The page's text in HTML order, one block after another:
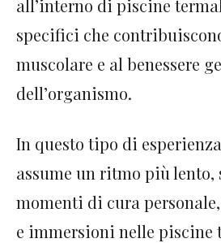
all’interno di piscine
specifici che
muscolare e al benessere
dell’organismo.
In questo tipo di
assume un ritmo più lento,
momenti di cura
e immersioni nelle piscine